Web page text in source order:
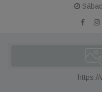
https://